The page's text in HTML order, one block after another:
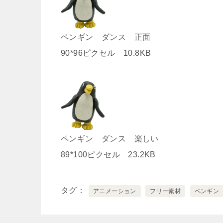
ペンギン ダンス 正面
90*96ピクセル 10.8KB
ペンギン ダンス 楽しい
89*100ピクセル 23.2KB
タグ アニメーション フリー素材 ペンギン